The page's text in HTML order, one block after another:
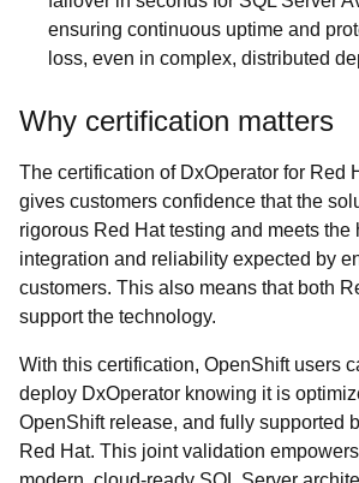
ensuring continuous uptime and
loss, even in complex, distributed
Why certification matters
The certification of DxOperator for Red
gives customers confidence that the
rigorous Red Hat testing and meets the
integration and reliability expected by
customers. This also means that both
support the technology.
With this certification, OpenShift users
deploy DxOperator knowing it is
OpenShift release, and fully supported
Red Hat. This joint validation